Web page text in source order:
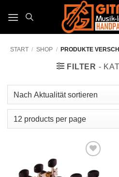
Inhalt
START / SHOP / PRODUKTE
FILTER
Wunschliste